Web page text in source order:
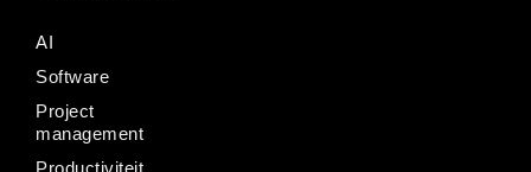
AI
Software
Project
management
Productiviteit